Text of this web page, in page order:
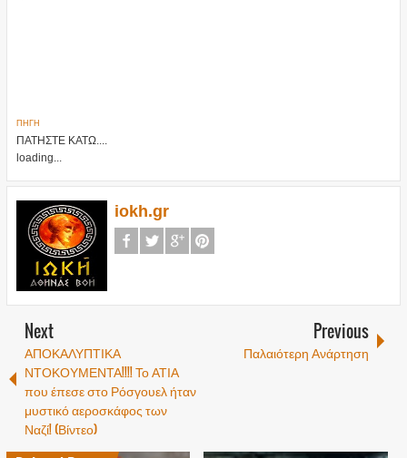
ΠΗΓΗ
ΠΑΤΗΣΤΕ ΚΑΤΩ....
loading...
iokh.gr
Next
ΑΠΟΚΑΛΥΠΤΙΚΑ
ΝΤΟΚΟΥΜΕΝΤΑ!!!! Το ΑΤΙΑ
που έπεσε στο Ρόσγουελ ήταν
μυστικό αεροσκάφος των
Ναζί! (Βίντεο)
Previous
Παλαιότερη Ανάρτηση